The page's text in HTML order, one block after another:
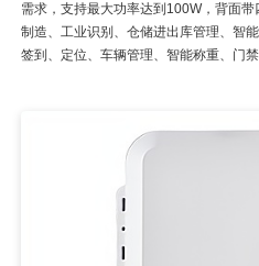
需求，支持最大功率达到100W，背面
制造、工业识别、仓储进出库管理、智
签到、定位、车辆管理、智能称重、门